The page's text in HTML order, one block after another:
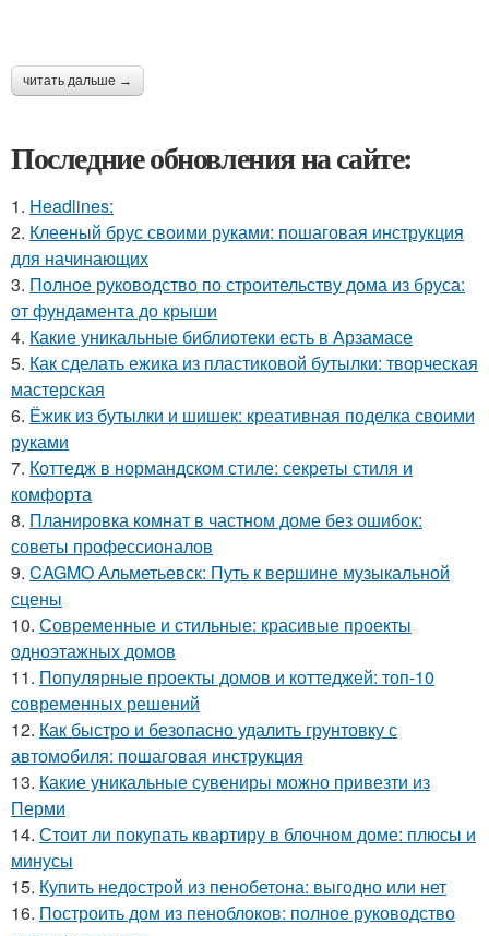
читать дальше →
Последние обновления на сайте:
1. Headlines:
2. Клееный брус своими руками: пошаговая инструкция
для начинающих
3. Полное руководство по строительству дома из бруса:
от фундамента до крыши
4. Какие уникальные библиотеки есть в Арзамасе
5. Как сделать ежика из пластиковой бутылки: творческая
мастерская
6. Ёжик из бутылки и шишек: креативная поделка своими
руками
7. Коттедж в нормандском стиле: секреты стиля и
комфорта
8. Планировка комнат в частном доме без ошибок:
советы профессионалов
9. CAGMO Альметьевск: Путь к вершине музыкальной
сцены
10. Современные и стильные: красивые проекты
одноэтажных домов
11. Популярные проекты домов и коттеджей: топ-10
современных решений
12. Как быстро и безопасно удалить грунтовку с
автомобиля: пошаговая инструкция
13. Какие уникальные сувениры можно привезти из
Перми
14. Стоит ли покупать квартиру в блочном доме: плюсы и
минусы
15. Купить недострой из пенобетона: выгодно или нет
16. Построить дом из пеноблоков: полное руководство